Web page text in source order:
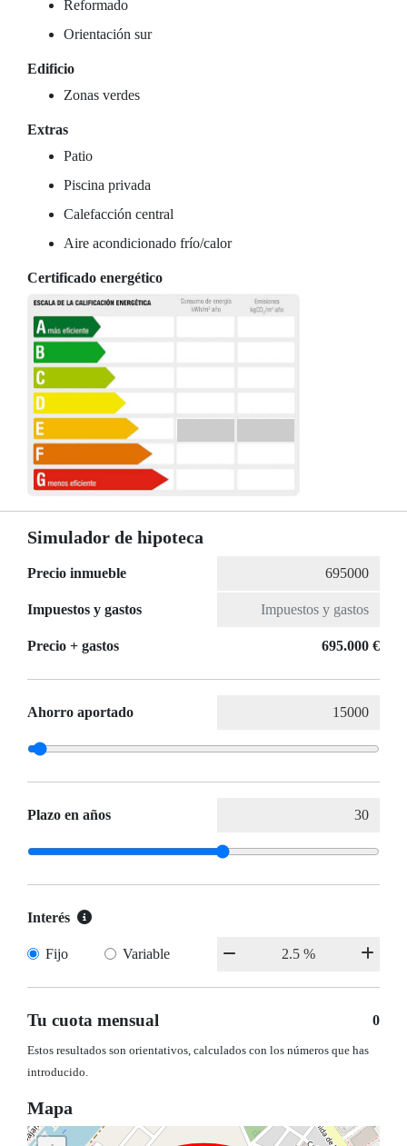
Reformado
Orientación sur
Edificio
Zonas verdes
Extras
Patio
Piscina privada
Calefacción central
Aire acondicionado frío/calor
Certificado energético
Simulador de hipoteca
Precio inmueble
Impuestos y gastos
Precio + gastos 695.000 €
Ahorro aportado
Plazo en años
Interés
Fijo Variable
Tu cuota mensual 0
Estos resultados son orientativos, calculados con los números que has
introducido.
Mapa